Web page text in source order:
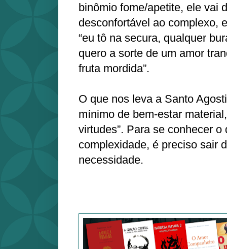
binômio fome/apetite, ele vai
desconfortável ao complexo,
“eu tô na secura, qualquer
quero a sorte de um amor
fruta mordida”.
O que nos leva a Santo
mínimo de bem-estar
virtudes”. Para se conhecer o
complexidade, é preciso sair
necessidade.